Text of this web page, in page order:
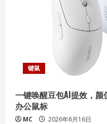
键鼠
一键唤醒豆包AI提效，颜
办公鼠标
MC 2026年6月16日